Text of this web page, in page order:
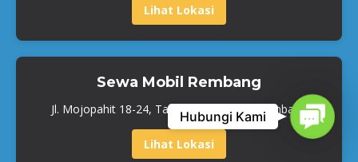
Lihat Lokasi
Sewa Mobil Rembang
Jl. Mojopahit 18-24, Tawangsari, Leteh, Rembang
Lihat Lokasi
Hubungi Kami